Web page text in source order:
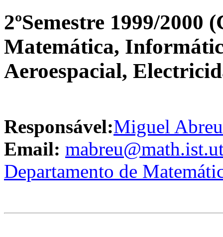
2ºSemestre 1999/2000
Matemática,
Aeroespacial,
Responsável:Miguel Abreu
Email:
Departamento de